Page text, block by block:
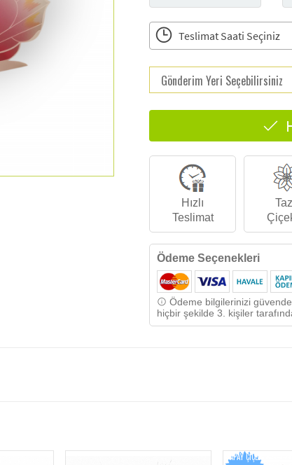
Teslimat Saati Seçiniz
Hızlı
Teslimat
Ödeme Seçenekleri
Ödeme bilgilerinizi
hiçbir şekilde 3. kişiler
YAPAY ÇIÇEK